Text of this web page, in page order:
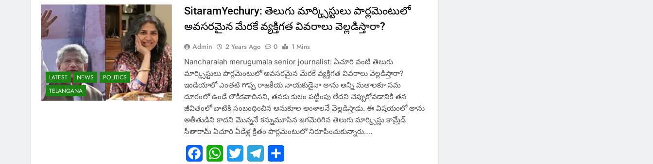
LATEST NEWS
POLITICS
TELANGANA
SitaramYechury: తెలుగు మార్క్సిస్టులు పార్లమెంటులో
అవసరమైన మేరకే వ్యక్తిగత వివరాలు వెల్లడిస్తారా?
Admin 2 Years Ago 0
1 Mins
Nancharaiah merugumala senior journalist: ఏచూరి వంటి తెలుగు
మార్క్సిస్టులు పార్లమెంటులో అవసరమైన మేరకే వ్యక్తిగత వివరాలు వెల్లడిస్తారా?
ఇండియాలో ఎంతటి గొప్ప రాజకీయ నాయకుడైనా తాను అన్ని మతాలకూ సమ
దూరంలో ఉండే లౌకికవాదినని, తనకు కులం పట్టింపు లేదని చెప్పుకోవడానికి తన
జీవితంలో వాటికి సంబంధించిన అనుకూల అంశాలనే వెల్లడిస్తాడు. ఈ విషయంలో తాను
అతీతుడిని కాదని మొన్ననే కన్నుమూసిన జగమెరిగిన తెలుగు మార్క్సిస్టు కామ్రేడ్‌
సీతారామ్‌ ఏచూరి ఏడేళ్ల క్రితం పార్లమెంటులో నిరూపించుకున్నారు….
FacebookWhatsApp
Twitter Telegram